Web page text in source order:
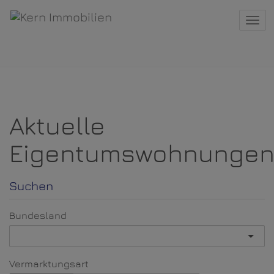
Aktuelle
Eigentumswohnungen
Suchen
Bundesland
Vermarktungsart